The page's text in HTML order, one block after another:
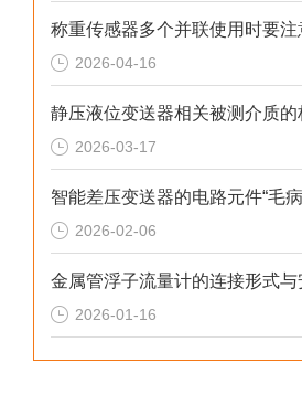
2026-04-16
2026-03-17
2026-02-06
2026-01-16